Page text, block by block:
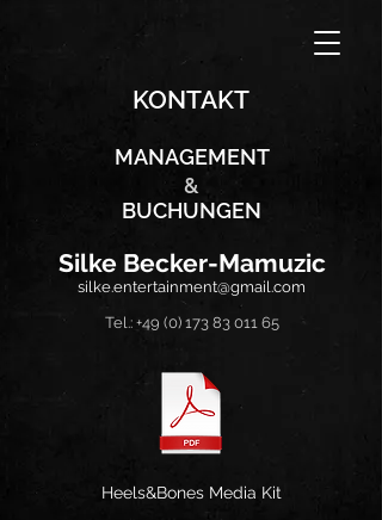
KONTAKT
MANAGEMENT
&
BUCHUNGEN
Silke Becker-Mamuzic
silke.entertainment@gmail.com
Tel.: +49 (0) 173 83 011 65
Heels&Bones Media Kit